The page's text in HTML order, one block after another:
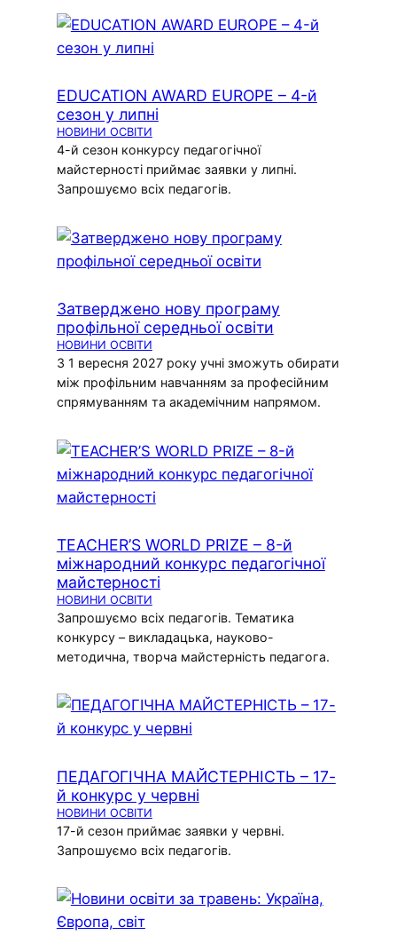
EDUCATION AWARD EUROPE – 4-й
сезон у липні
НОВИНИ ОСВІТИ
4-й сезон конкурсу педагогічної
майстерності приймає заявки у липні.
Запрошуємо всіх педагогів.
Затверджено нову програму
профільної середньої освіти
НОВИНИ ОСВІТИ
З 1 вересня 2027 року учні зможуть обирати
між профільним навчанням за професійним
спрямуванням та академічним напрямом.
TEACHER’S WORLD PRIZE – 8-й
міжнародний конкурс педагогічної
майстерності
НОВИНИ ОСВІТИ
Запрошуємо всіх педагогів. Тематика
конкурсу – викладацька, науково-
методична, творча майстерність педагога.
ПЕДАГОГІЧНА МАЙСТЕРНІСТЬ – 17-
й конкурс у червні
НОВИНИ ОСВІТИ
17-й сезон приймає заявки у червні.
Запрошуємо всіх педагогів.